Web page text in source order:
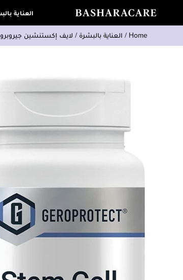
العناية
Home
/ العناية بالبشرة / لايف إكستنشين